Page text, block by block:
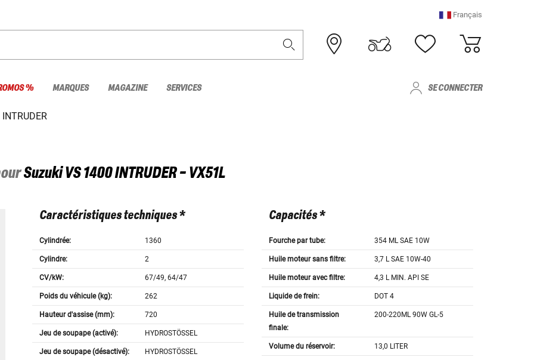
Français
% MARQUES MAGAZINE SERVICES SE CONNECTER
Suzuki VS 1400 INTRUDER - VX51L
Caractéristiques techniques *
Cylindrée: 1360
Cylindre: 2
CV/kW: 67/49, 64/47
Poids du véhicule (kg): 262
Hauteur d'assise (mm): 720
Jeu de soupape (activé): HYDROSTÖSSEL
Jeu de soupape (désactivé): HYDROSTÖSSEL
Capacités *
Fourche par tube: 354 ML SAE 10W
Huile moteur sans filtre: 3,7 L SAE 10W-40
Huile moteur avec filtre: 4,3 L MIN. API SE
Liquide de frein: DOT 4
Huile de transmission
finale:
200-220ML 90W GL-5
Volume du réservoir: 13,0 LITER